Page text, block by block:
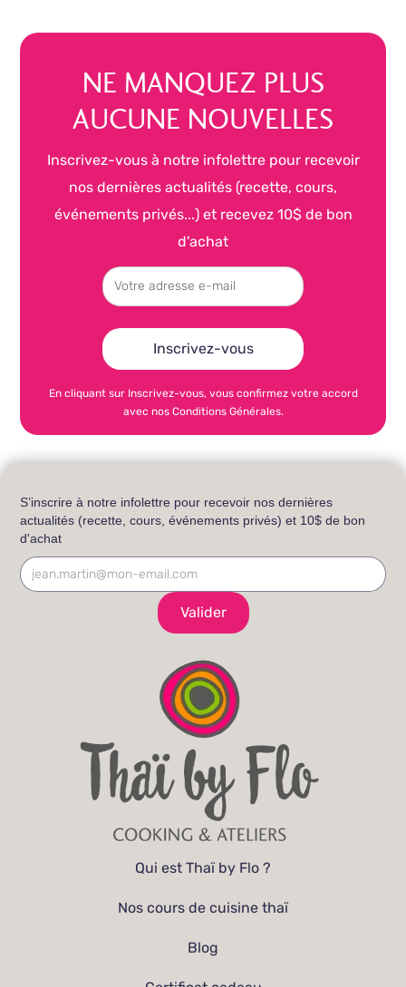
NE MANQUEZ PLUS
AUCUNE NOUVELLES
Inscrivez-vous à notre infolettre pour recevoir
nos dernières actualités (recette, cours,
événements privés...) et recevez 10$ de bon
d'achat
En cliquant sur Inscrivez-vous, vous confirmez votre accord
avec nos Conditions Générales.
S’inscrire à notre infolettre pour recevoir nos dernières
actualités (recette, cours, événements privés) et 10$ de bon
d'achat
Qui est Thaï by Flo ?
Nos cours de cuisine thaï
Blog